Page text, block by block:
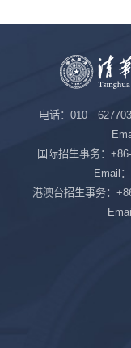
电话：010－
国际招生事务：
Email
港澳台招生事务：